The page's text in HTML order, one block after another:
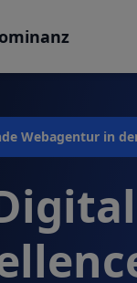
Webagentur in